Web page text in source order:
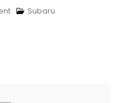
On
Subaru